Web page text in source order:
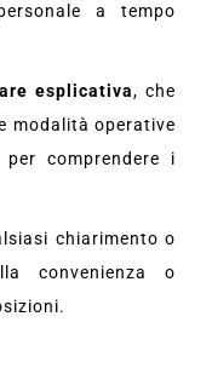
a tempo
esplicativa, che
modalità operative
comprendere i
chiarimento o
convenienza o